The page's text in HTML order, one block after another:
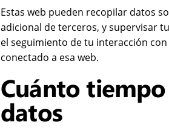
Estas web pueden recopilar datos
adicional de terceros, y supervisar
el seguimiento de tu interacción
conectado a esa web.
Cuánto
datos